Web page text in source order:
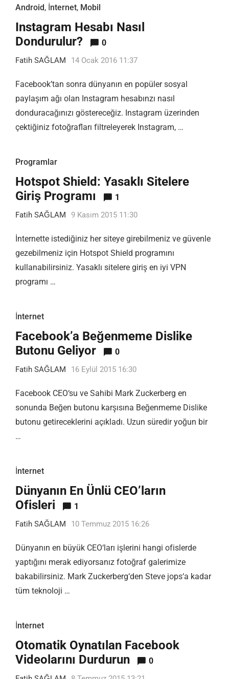
Android, İnternet, Mobil
Instagram Hesabı Nasıl
Dondurulur?
0
Fatih SAĞLAM 14 Ocak 2016 11:37
Facebook’tan sonra dünyanın en popüler sosyal
paylaşım ağı olan Instagram hesabınzı nasıl
donduracağınızı göstereceğiz. Instagram üzerinden
çektiğiniz fotoğrafları filtreleyerek Instagram, …
Programlar
Hotspot Shield: Yasaklı Sitelere
Giriş Programı
1
Fatih SAĞLAM 9 Kasım 2015 11:30
İnternette istediğiniz her siteye girebilmeniz ve güvenle
gezebilmeniz için Hotspot Shield programını
kullanabilirsiniz. Yasaklı sitelere giriş en iyi VPN
programı …
İnternet
Facebook’a Beğenmeme Dislike
Butonu Geliyor
0
Fatih SAĞLAM 16 Eylül 2015 16:30
Facebook CEO‘su ve Sahibi Mark Zuckerberg en
sonunda Beğen butonu karşısına Beğenmeme Dislike
butonu getireceklerini açıkladı. Uzun süredir yoğun bir
…
İnternet
Dünyanın En Ünlü CEO’ların
Ofisleri
1
Fatih SAĞLAM 10 Temmuz 2015 16:26
Dünyanın en büyük CEO‘ları işlerini hangi ofislerde
yaptığını merak ediyorsanız fotoğraf galerimize
bakabilirsiniz. Mark Zuckerberg‘den Steve jops‘a kadar
tüm teknoloji …
İnternet
Otomatik Oynatılan Facebook
Videolarını Durdurun
0